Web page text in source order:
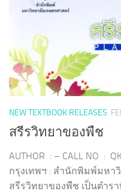
NEW TEXTBOOK RELEASES
สรีรวิทยาของพืช
AUTHOR : – CALL NO :
กรุงเทพฯ : สำนักพิมพ์มหา
สรีรวิทยาของพืช เป็นตำร